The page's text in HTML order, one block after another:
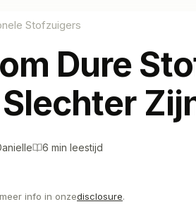
Stofzuigers
Dure
6 min leestijd
info in onzedisclosure.